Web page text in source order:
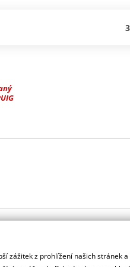
zážitek z prohlížení našich stránek